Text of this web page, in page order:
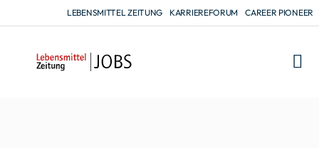
LEBENSMITTEL ZEITUNG KARRIEREFORUM CAREER PIONEER